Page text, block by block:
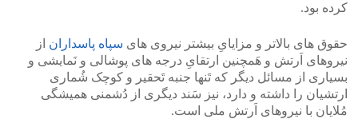
کرده بود.
حقوق های بالاتر و مزایایِ بیشتر نیروی های سپاه پاسداران از
نیروهای اَرتش و هَمچنین ارتقایِ درجه های پوشالی و نَمایشی و
بسیاری از مسائل دیگر که تَنها جنبه تَحقیر و کوچک شُماری
ارتشیان را داشته و دارد، نیز سَند دیگری از دُشمنی همیشگی
مُلایان با نیروهای اَرتش ملی است.